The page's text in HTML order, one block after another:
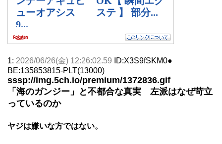
1: 2026/06/26(金) 12:26:02.59
ID:X3S9fSKM0●
BE:135853815-PLT(13000)
sssp://img.5ch.io/premium/1372836.gif
「海のガンジー」と不都合な真実 左派はなぜ苛立
っているのか
ヤジは嫌いな方ではない。